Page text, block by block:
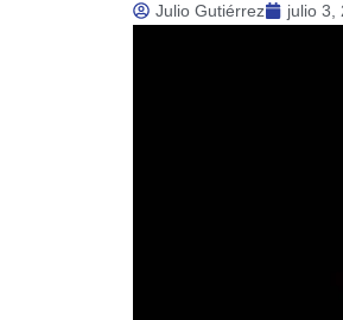
Julio Gutiérrez julio 3,